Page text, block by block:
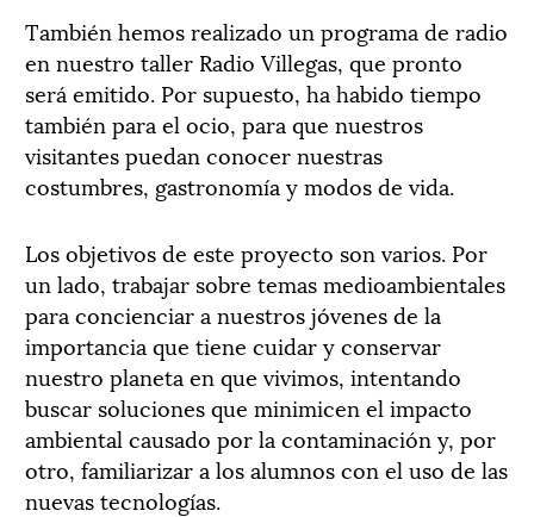
También hemos realizado un programa de radio
en nuestro taller Radio Villegas, que pronto
será emitido. Por supuesto, ha habido tiempo
también para el ocio, para que nuestros
visitantes puedan conocer nuestras
costumbres, gastronomía y modos de vida.
Los objetivos de este proyecto son varios. Por
un lado, trabajar sobre temas medioambientales
para concienciar a nuestros jóvenes de la
importancia que tiene cuidar y conservar
nuestro planeta en que vivimos, intentando
buscar soluciones que minimicen el impacto
ambiental causado por la contaminación y, por
otro, familiarizar a los alumnos con el uso de las
nuevas tecnologías.